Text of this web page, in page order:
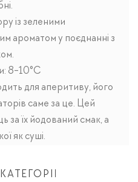
із зеленими
ароматом у поєднанні з
8-10°C
для аперитиву, його
саме за це. Цей
за їх йодований смак, а
як суші.